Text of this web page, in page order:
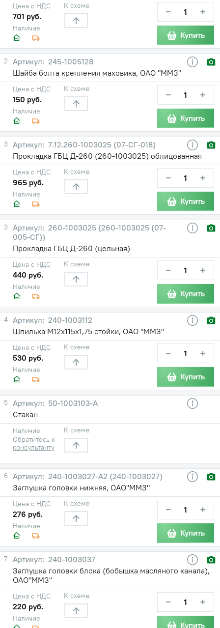
Наличие
Цена с НДС
701 руб.
К схеме − +
Купить
2
245-1005128
Шайба болта крепления маховика, ОАО "ММЗ"
Наличие
Цена с НДС
150 руб.
К схеме − +
Купить
3
7.12.260-1003025 (07-СГ-018)
Прокладка ГБЦ Д-260 (260-1003025) облицованная
Наличие
Цена с НДС
965 руб.
К схеме − +
Купить
3
260-1003025 (260-1003025 (07-
005-СГ))
Прокладка ГБЦ Д-260 (цельная)
Наличие
Цена с НДС
440 руб.
К схеме − +
Купить
4
240-1003112
Шпилька М12х115х1,75 стойки, ОАО "ММЗ"
Наличие
Цена с НДС
530 руб.
К схеме − +
Купить
5
50-1003103-А
Стакан
Наличие
Обратитесь к
консультанту
К схеме
6
240-1003027-А2 (240-1003027)
Заглушка головки нижняя, ОАО"ММЗ"
Наличие
Цена с НДС
276 руб.
К схеме − +
Купить
7
240-1003037
Заглушка головки блока (бобышка масляного канала),
ОАО"ММЗ"
Наличие
Цена с НДС
220 руб.
К схеме − +
Купить